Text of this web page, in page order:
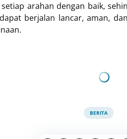
arahan dengan baik,
berjalan lancar, aman,
BERITA